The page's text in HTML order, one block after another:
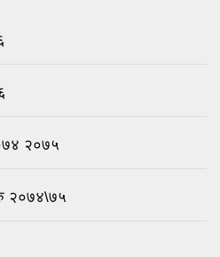
२०७५
२०७४\७५